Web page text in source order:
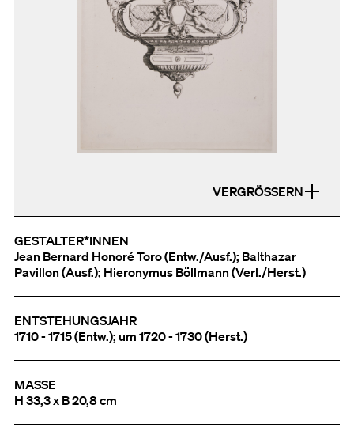
VERGRÖSSERN
GESTALTER*INNEN
Jean Bernard Honoré Toro (Entw./Ausf.); Balthazar
Pavillon (Ausf.); Hieronymus Böllmann (Verl./Herst.)
ENTSTEHUNGSJAHR
1710 - 1715 (Entw.); um 1720 - 1730 (Herst.)
MASSE
H 33,3 x B 20,8 cm